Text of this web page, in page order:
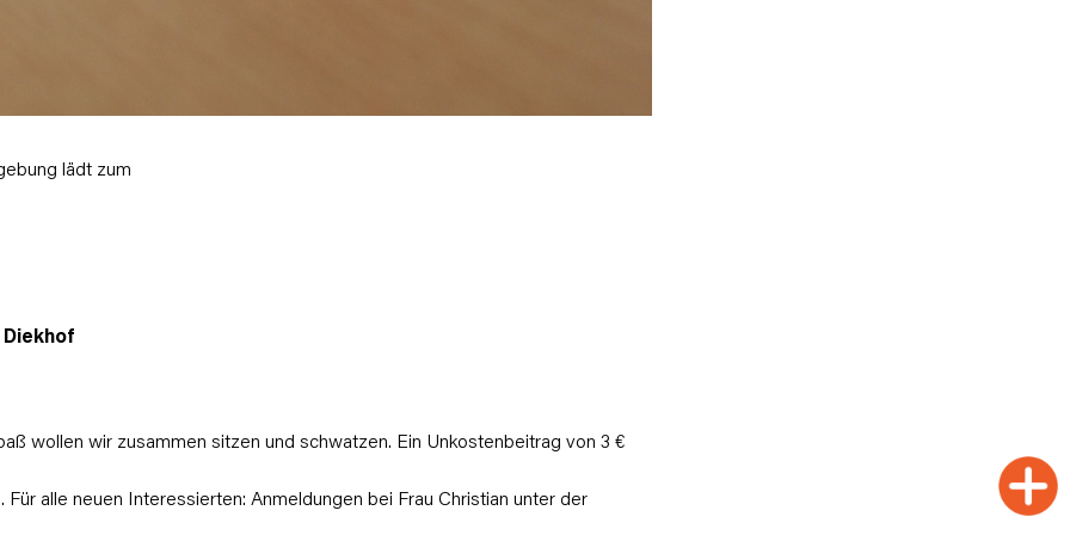
lädt zum
wollen wir zusammen sitzen und schwatzen. Ein Unkostenbeitrag von 3 €
alle neuen Interessierten: Anmeldungen bei Frau Christian unter der